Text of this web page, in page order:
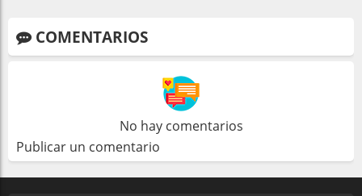
COMENTARIOS
No hay comentarios
Publicar un comentario